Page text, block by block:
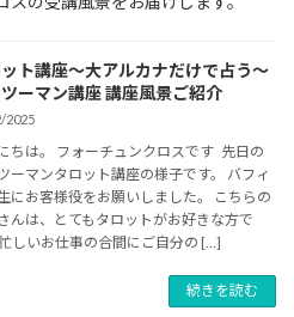
ト講座～大アルカナだけで占う～
ーマン講座 講座風景ご紹介
2025
ちは。 フォーチュンクロスです 先日の
ーマンタロット講座の様子です。 バフィ
にお客様役をお願いしました。 こちらの
んは、とてもタロットがお好きな方で
しいお仕事の合間にご自分の […]
続きを読む